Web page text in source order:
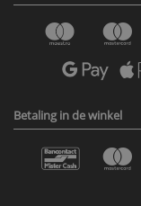
Betaling in de winkel